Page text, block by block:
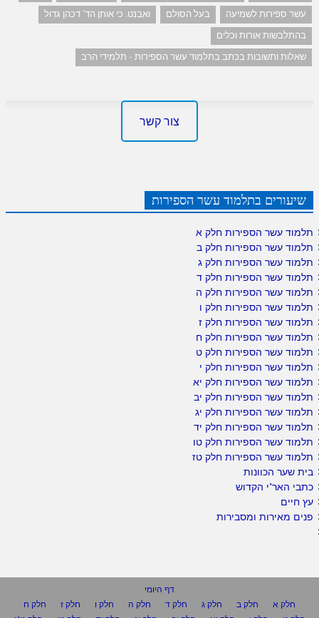
עשר ספירות לשמיעה
בעל הסולם
ואבנט. כי אותן הד' דכהן גדול
בהתלבשות אורות וכלים
שאלות ותשובות בכתב בתלמוד עשר הספירות - תלמידי הרב
צור קשר
שיעורים בתלמוד עשר הספירות
תלמוד עשר הספירות חלק א
תלמוד עשר הספירות חלק ב
תלמוד עשר הספירות חלק ג
תלמוד עשר הספירות חלק ד
תלמוד עשר הספירות חלק ה
תלמוד עשר הספירות חלק ו
תלמוד עשר הספירות חלק ז
תלמוד עשר הספירות חלק ח
תלמוד עשר הספירות חלק ט
תלמוד עשר הספירות חלק י
תלמוד עשר הספירות חלק יא
תלמוד עשר הספירות חלק יב
תלמוד עשר הספירות חלק יג
תלמוד עשר הספירות חלק יד
תלמוד עשר הספירות חלק טו
תלמוד עשר הספירות חלק טז
בית שער הכוונות
כתבי האר"י הקדוש
עץ חיים
פנים מאירות ומסבירות
דף היומי
חלק א
חלק ב חלק ג חלק ד חלק ה חלק ו חלק ז
חלק ח